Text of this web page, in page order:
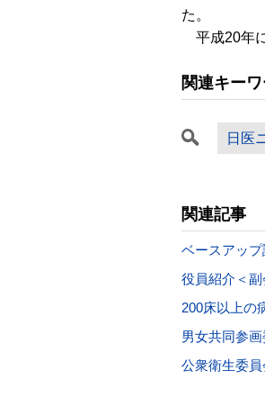
た。
平成20年
関連キー
日医
関連記事
ベースアッ
役員紹介＜副
200床以上の
男女共同参
公衆衛生委員